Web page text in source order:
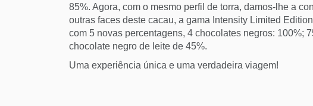
85%. Agora, com o mesmo perfil de torra, damos-lhe a
outras faces deste cacau, a gama Intensity Limited
com 5 novas percentagens, 4 chocolates negros: 100%;
chocolate negro de leite de 45%.
Uma experiência única e uma verdadeira viagem!